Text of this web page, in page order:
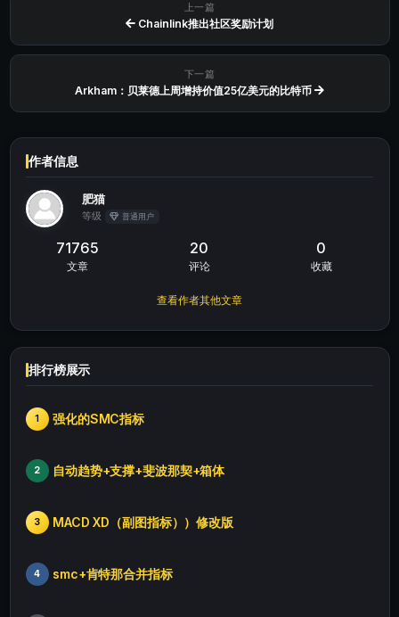
上一篇
Chainlink推出社区奖励计划
下一篇
Arkham：贝莱德上周增持价值25亿美元的比特币
作者信息
肥猫
等级 普通用户
71765
文章
20
评论
0
收藏
查看作者其他文章
排行榜展示
1 强化的SMC指标
2 自动趋势+支撑+斐波那契+箱体
3 MACD XD（副图指标））修改版
4 smc+肯特那合并指标